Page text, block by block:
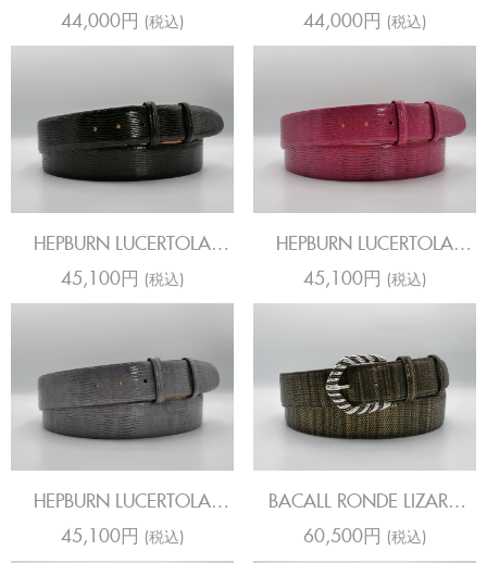
FORSET
44,000円 (税込)
STEEL
44,000円 (税込)
HEPBURN LUCERTOLA
SAHARA DEEP CHOC
45,100円 (税込)
HEPBURN LUCERTOLA
SAHARA HOTPINK
45,100円 (税込)
HEPBURN LUCERTOLA
SAHARA STEEL
45,100円 (税込)
BACALL RONDE LIZARD
BROWNS
60,500円 (税込)